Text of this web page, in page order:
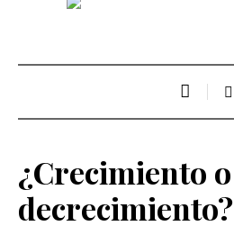
¿Crecimiento o
decrecimiento?